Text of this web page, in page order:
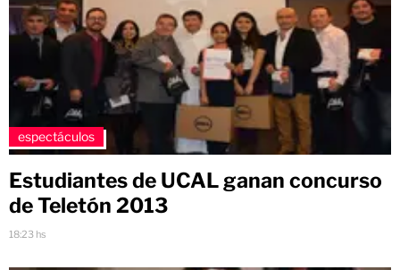
espectáculos
Estudiantes de UCAL ganan concurso
de Teletón 2013
18:23 hs